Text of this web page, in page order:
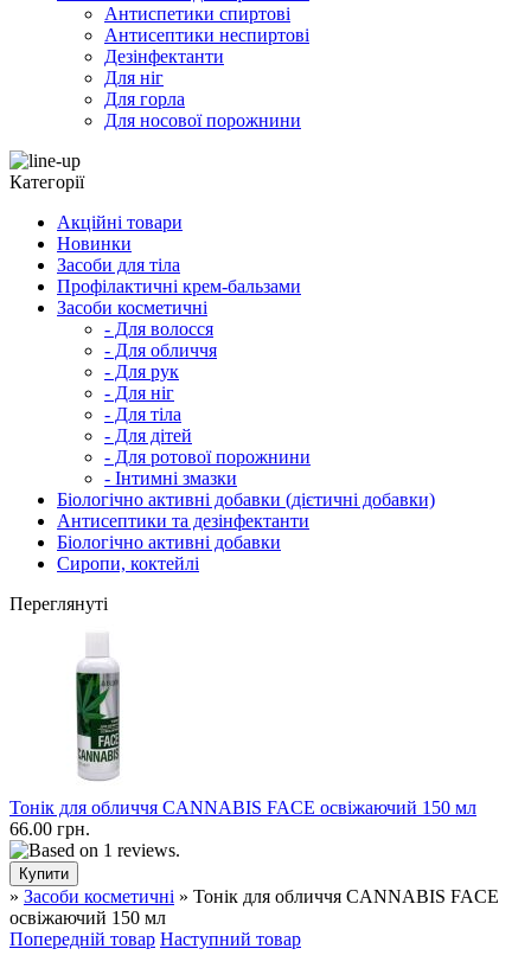
Антиспетики спиртові
Антисептики неспиртові
Дезінфектанти
Для ніг
Для горла
Для носової порожнини
Категорії
Акційні товари
Новинки
Засоби для тіла
Профілактичні крем-бальзами
Засоби косметичні
- Для волосся
- Для обличчя
- Для рук
- Для ніг
- Для тіла
- Для дітей
- Для ротової порожнини
- Інтимні змазки
Біологічно активні добавки (дієтичні добавки)
Антисептики та дезінфектанти
Біологічно активні добавки
Сиропи, коктейлі
Переглянуті
Тонік для обличчя CANNABIS FACE освіжаючий 150 мл
66.00 грн.
» Засоби косметичні » Тонік для обличчя CANNABIS FACE
освіжаючий 150 мл
Попередній товар Наступний товар